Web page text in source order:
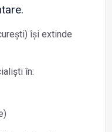
își extinde
în: